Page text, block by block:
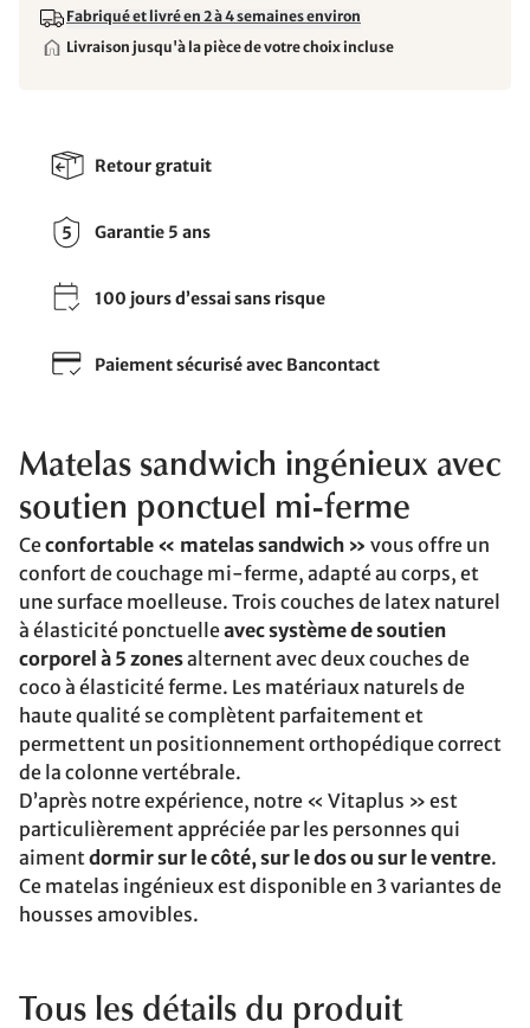
Fabriqué et livré en 2 à 4 semaines environ
Livraison jusqu'à la pièce de votre choix incluse
Retour gratuit
Garantie 5 ans
100 jours d’essai sans risque
Paiement sécurisé avec Bancontact
Matelas sandwich ingénieux avec
soutien ponctuel mi-ferme
Ceconfortable « matelas sandwich » vous offre un
confort de couchage mi-ferme, adapté au corps, et
une surface moelleuse. Trois couches de latex naturel
à élasticité ponctuelleavec système de soutien
corporel à 5 zonesalternent avec deux couches de
coco à élasticité ferme. Les matériaux naturels de
haute qualité se complètent parfaitement et
permettent un positionnement orthopédique correct
de la colonne vertébrale.
D’après notre expérience, notre « Vitaplus » est
particulièrement appréciée par les personnes qui
aimentdormir sur le côté, sur le dos ou sur le ventre.
Ce matelas ingénieux est disponible en 3 variantes de
housses amovibles.
Tous les détails du produit